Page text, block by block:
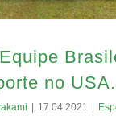
no USA.
17.04.2021